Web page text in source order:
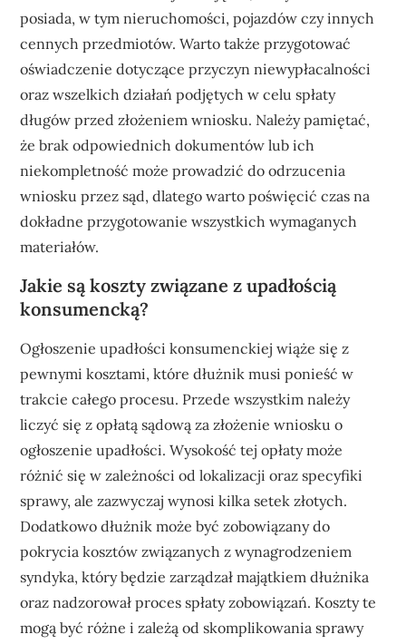
posiada, w tym nieruchomości, pojazdów czy innych
cennych przedmiotów. Warto także przygotować
oświadczenie dotyczące przyczyn niewypłacalności
oraz wszelkich działań podjętych w celu spłaty
długów przed złożeniem wniosku. Należy pamiętać,
że brak odpowiednich dokumentów lub ich
niekompletność może prowadzić do odrzucenia
wniosku przez sąd, dlatego warto poświęcić czas na
dokładne przygotowanie wszystkich wymaganych
materiałów.
Jakie są koszty związane z upadłością
konsumencką?
Ogłoszenie upadłości konsumenckiej wiąże się z
pewnymi kosztami, które dłużnik musi ponieść w
trakcie całego procesu. Przede wszystkim należy
liczyć się z opłatą sądową za złożenie wniosku o
ogłoszenie upadłości. Wysokość tej opłaty może
różnić się w zależności od lokalizacji oraz specyfiki
sprawy, ale zazwyczaj wynosi kilka setek złotych.
Dodatkowo dłużnik może być zobowiązany do
pokrycia kosztów związanych z wynagrodzeniem
syndyka, który będzie zarządzał majątkiem dłużnika
oraz nadzorował proces spłaty zobowiązań. Koszty te
mogą być różne i zależą od skomplikowania sprawy